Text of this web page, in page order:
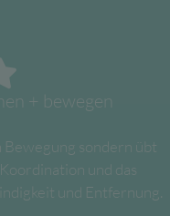
+ bewegen
sondern übt
und das
und Entfernung.